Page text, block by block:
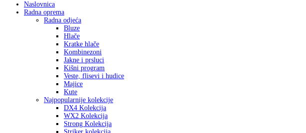
Naslovnica
Radna oprema
Radna odjeća
Bluze
Hlače
Kratke hlače
Kombinezoni
Jakne i prsluci
Kišni program
Veste, flisevi i hudice
Majice
Kute
Najpopularnije kolekcije
DX4 Kolekcija
WX2 Kolekcija
Strong Kolekcija